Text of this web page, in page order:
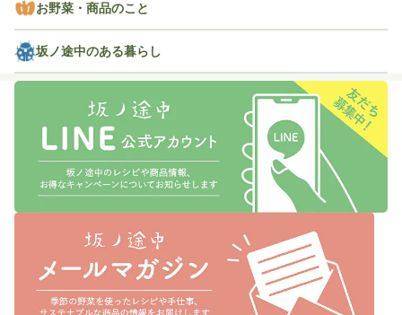
お野菜・商品のこと
坂ノ途中のある暮らし